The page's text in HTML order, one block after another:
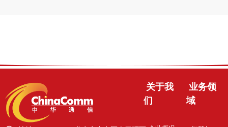
关于我
们
业务领
域